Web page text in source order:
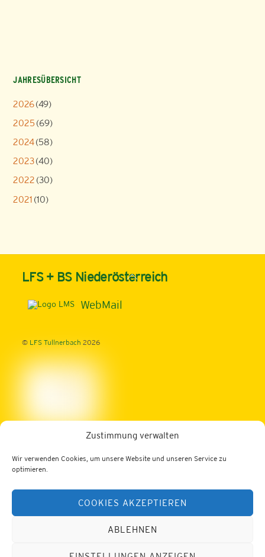
Zustimmung verwalten
Wir verwenden Cookies, um unsere Website und unseren Service zu
optimieren.
COOKIES AKZEPTIEREN
ABLEHNEN
JAHRESÜBERSICHT
2026(49)
2025 (69)
2024(58)
2023(40)
2022 (30)
2021 (10)
Back
To
LFS + BS Niederösterreich
WebMail
© LFS Tullnerbach 2026
3013 Tullnerbach, Norbertinumstraße 9-11
Tel.: 02233/52436
Fax: 02233/52436-200
Web:https://lfs-tullnerbach.ac.at
office@lfs-tullnerbach.ac.at